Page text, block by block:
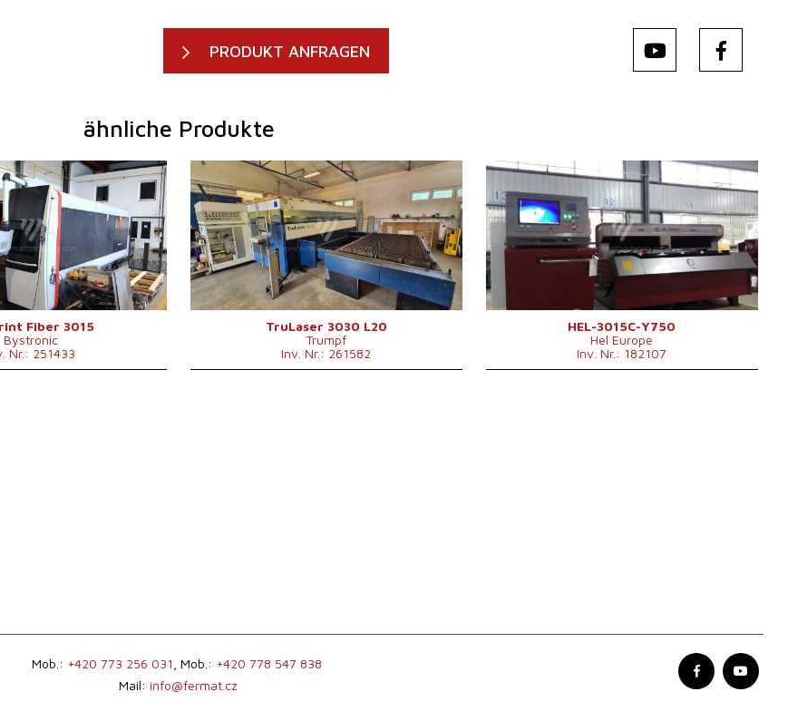
PRODUKT ANFRAGEN
ähnliche Produkte
2019
3000 mm
1500 mm
15 mm
4000 W
ja
890 kg
13000 kg
nein
Fiber 3015
Bystronic
Nr.: 251433
Baujahr:
2010
Max. Werkstücklänge
3000 mm
Max. Werkstückbreite
1500 mm
Max. Blechdicke
20 mm
Laserleistung
4000 W
Fiber
nein
Max. Werkstückgewicht
900 kg
Maschinenabmessungen L x
B x H
8800 x 6010 x 2400
mm
Kontrollsystem
nein
TruLaser 3030 L20
Trumpf
Inv. Nr.: 261582
Baujahr:
2015
Max. Werkstücklänge
3000 mm
Max. Werkstückbreite1500 mm
Max. Blechdicke
12 mm
Laserleistung
750 W
ja
Kontrollsystem
nein
HEL-3015C-Y750
Hel Europe
Inv. Nr.: 182107
Mob.: +420 773 256 031 , Mob.: +420 778 547 838
Mail: info@fermat.cz